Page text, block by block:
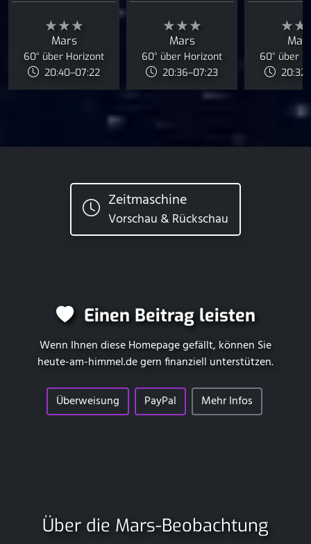
★★★
Mars
60° über Horizont
20:40–07:22
★★★
Mars
60° über Horizont
20:36–07:23
60° über
Zeitmaschine
Vorschau & Rückschau
Einen Beitrag leisten
Wenn Ihnen diese Homepage gefällt, können Sie
heute-am-himmel.degern finanziell unterstützen.
Überweisung PayPal Mehr Infos
Über die Mars-Beobachtung